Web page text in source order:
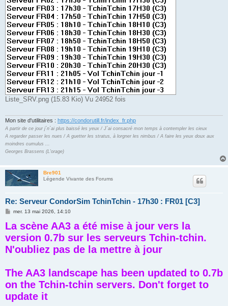
Liste_SRV.png (15.83 Kio) Vu 24952 fois
Mon site d'utilitaires : https://condorutill.fr/index_fr.php
A partir de ce jour j´n´ai plus baissé les yeux / J´ai consacré mon temps à contempler les cieux
A regarder passer les nues / A guetter les stratus, à lorgner les nimbus / A faire les yeux doux aux
moindres cumulus ...
Georges Brassens (L'orage)
Bre901
Légende Vivante des Forums
Re: Serveur CondorSim TchinTchin - 17h30 : FR01 [C3]
M
s
s
a
g
e
mer. 13 mai 2026, 14:10
La scène AA3 a été mise à jour vers la
version 0.7b sur les serveurs Tchin-tchin.
N'oubliez pas de la mettre à jour
The AA3 landscape has been updated to 0.7b
on the Tchin-tchin servers. Don't forget to
update it